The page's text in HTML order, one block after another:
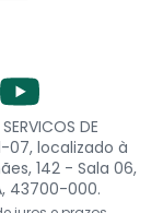
DE
07, localizado à
142 - Sala 06,
43700-000.